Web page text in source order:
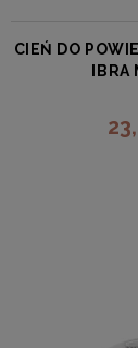
CIEŃ DO
IBRA